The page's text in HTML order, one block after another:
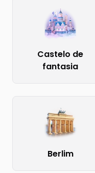
Castelo de
fantasia
Berlim